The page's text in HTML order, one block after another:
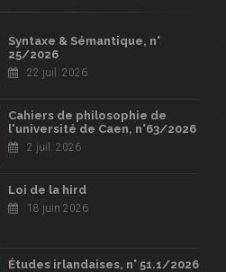
Syntaxe & Sémantique, n°
25/2026
22 juil. 2026
Cahiers de philosophie de
l'université de Caen, n°63/2026
2 juil. 2026
Loi de la hird
18 juin 2026
Études irlandaises, n° 51.1/2026